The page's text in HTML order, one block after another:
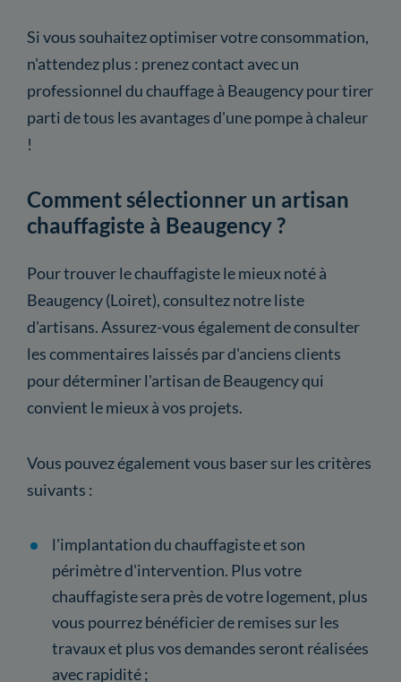
Si vous souhaitez optimiser votre consommation,
n'attendez plus : prenez contact avec un
professionnel du chauffage à Beaugency pour tirer
parti de tous les avantages d'une pompe à chaleur
!
Comment sélectionner un artisan
chauffagiste à Beaugency ?
Pour trouver le chauffagiste le mieux noté à
Beaugency (Loiret), consultez notre liste
d'artisans. Assurez-vous également de consulter
les commentaires laissés par d'anciens clients
pour déterminer l'artisan de Beaugency qui
convient le mieux à vos projets.
Vous pouvez également vous baser sur les critères
suivants :
l'implantation du chauffagiste et son
périmètre d'intervention. Plus votre
chauffagiste sera près de votre logement, plus
vous pourrez bénéficier de remises sur les
travaux et plus vos demandes seront réalisées
avec rapidité ;